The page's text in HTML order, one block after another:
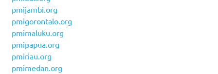
pmijambi.org
pmigorontalo.org
pmimaluku.org
pmipapua.org
pmiriau.org
pmimedan.org